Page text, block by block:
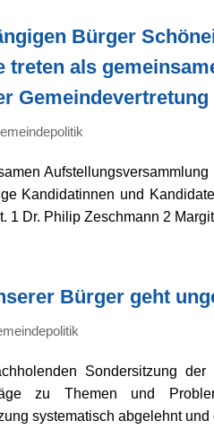
Bürger
treten als
Gemeindevertretung
Kandidatinnen und
1 Dr. Philip Zeschmann 2
Bürger geht
Sondersitzung
zu Themen und
systema­tisch abgelehnt